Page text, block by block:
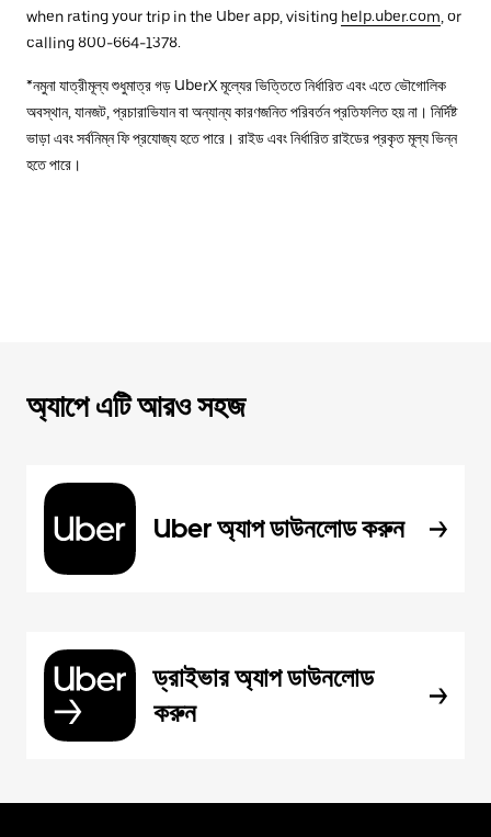
when rating your trip in the Uber app, visiting help.uber.com , or
calling 800-664-1378.
*নমুনা যাত্রীমূল্য শুধুমাত্র গড় UberX মূল্যের ভিত্তিতে নির্ধারিত এবং এতে ভৌগোলিক
অবস্থান, যানজট, প্রচারাভিযান বা অন্যান্য কারণজনিত পরিবর্তন প্রতিফলিত হয় না। নির্দিষ্ট
ভাড়া এবং সর্বনিম্ন ফি প্রযোজ্য হতে পারে। রাইড এবং নির্ধারিত রাইডের প্রকৃত মূল্য ভিন্ন
হতে পারে।
অ্যাপে এটি আরও সহজ
Uber অ্যাপ ডাউনলোড করুন
ড্রাইভার অ্যাপ ডাউনলোড
করুন